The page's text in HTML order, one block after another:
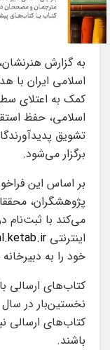
به گزارش
اسلامی ایران با
کمک به اعتلای
اسلامی، حفظ
برگزار می‌شود.
بر اساس این
پژوهشگران،
می‌کند با ثبت‌نام
اینترنتی
خود را به
کتاب‌های ارسالی
کتاب‌های ارسالی
باشند.